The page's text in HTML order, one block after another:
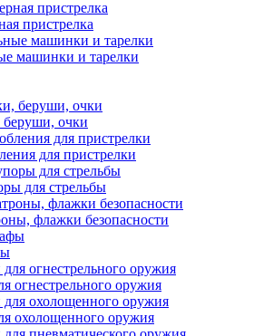
пристрелка
машинки и тарелки
очки
для пристрелки
для стрельбы
флажки безопасности
огнестрельного оружия
охолощенного оружия